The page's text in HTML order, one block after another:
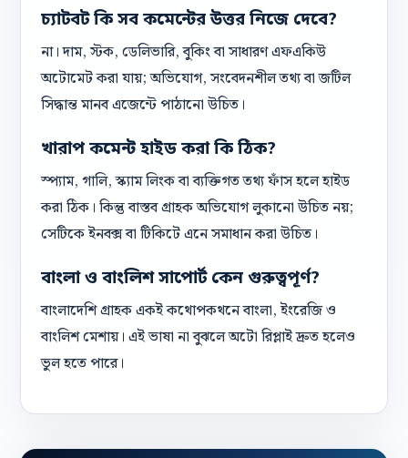
চ্যাটবট কি সব কমেন্টের উত্তর নিজে দেবে?
না। দাম, স্টক, ডেলিভারি, বুকিং বা সাধারণ এফএকিউ
অটোমেট করা যায়; অভিযোগ, সংবেদনশীল তথ্য বা জটিল
সিদ্ধান্ত মানব এজেন্টে পাঠানো উচিত।
খারাপ কমেন্ট হাইড করা কি ঠিক?
স্প্যাম, গালি, স্ক্যাম লিংক বা ব্যক্তিগত তথ্য ফাঁস হলে হাইড
করা ঠিক। কিন্তু বাস্তব গ্রাহক অভিযোগ লুকানো উচিত নয়;
সেটিকে ইনবক্স বা টিকিটে এনে সমাধান করা উচিত।
বাংলা ও বাংলিশ সাপোর্ট কেন গুরুত্বপূর্ণ?
বাংলাদেশি গ্রাহক একই কথোপকথনে বাংলা, ইংরেজি ও
বাংলিশ মেশায়। এই ভাষা না বুঝলে অটো রিপ্লাই দ্রুত হলেও
ভুল হতে পারে।